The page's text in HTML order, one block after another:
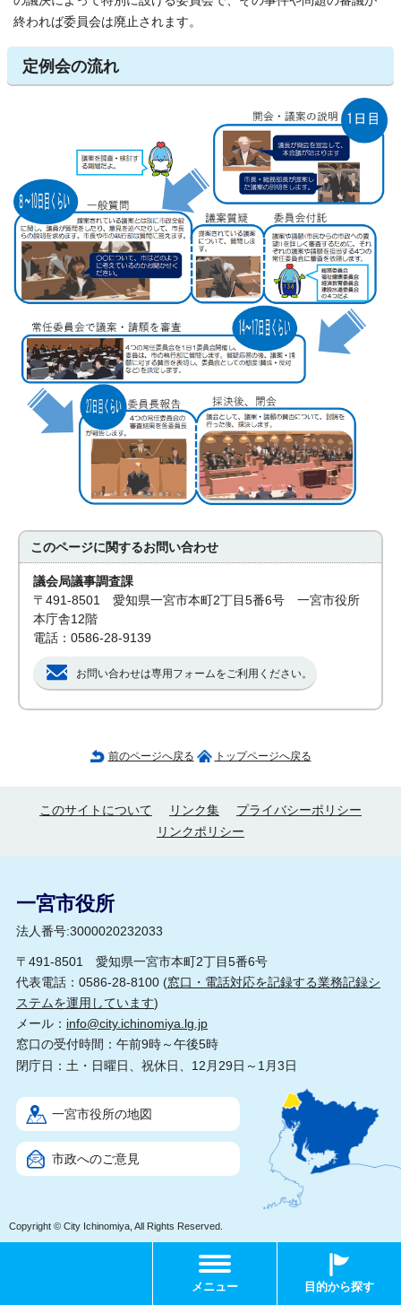
終われば委員会は廃止されます。
定例会の流れ
このページに関するお問い合わせ
議会局議事調査課
〒491-8501 愛知県一宮市本町2丁目5番6号 一宮市役所
本庁舎12階
電話：0586-28-9139
お問い合わせは専用フォームをご利用ください。
前のページへ戻る トップページへ戻る
メニュー 目的から探す
このサイトについて リンク集
プライバシーポリシー
リンクポリシー
一宮市役所
法人番号:3000020232033
〒491-8501 愛知県一宮市本町2丁目5番6号
代表電話：0586-28-8100 (窓口・電話対応を記録する業務記録シ
ステムを運用しています)
メール： info@city.ichinomiya.lg.jp
窓口の受付時間：午前9時～午後5時
閉庁日：土・日曜日、祝休日、12月29日～1月3日
一宮市役所の地図
市政へのご意見
Copyright © City Ichinomiya, All Rights Reserved.